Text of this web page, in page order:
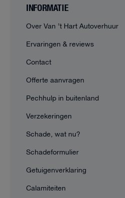
INFORMATIE
Over Van ’t Hart Autoverhuur
Ervaringen & reviews
Contact
Offerte aanvragen
Pechhulp in buitenland
Verzekeringen
Schade, wat nu?
Schadeformulier
Getuigenverklaring
Calamiteiten